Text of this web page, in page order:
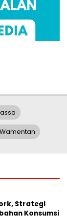
Wamentan
Strategi
Konsumsi